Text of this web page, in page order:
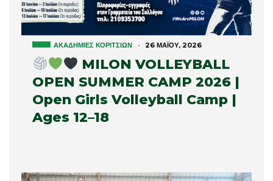
ΑΚΑΔΗΜΊΕΣ ΚΟΡΙΤΣΙΏΝ · 26 ΜΑΪ́ΟΥ, 2026
MILON VOLLEYBALL
OPEN SUMMER CAMP 2026 |
Open Girls Volleyball Camp |
Ages 12–18